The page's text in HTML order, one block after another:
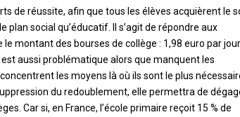
de réussite, afin que tous les élèves acquièrent le
social qu’éducatif. Il s’agit de répondre aux
montant des bourses de collège : 1,98 euro par
aussi problématique alors que manquent les
les moyens là où ils sont le plus
du redoublement, elle permettra de
Car si, en France, l’école primaire reçoit 15 % de